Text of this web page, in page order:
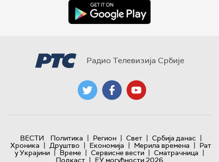
Радио Телевизија Србије
ВЕСТИ Политика | Регион | Свет | Србија данас |
Хроника | Друштво | Економија | Мерила времена | Рат
у Украјини | Време | Сервисне вести | Сматрачница |
Подкаст | ЕУ могућности 2026